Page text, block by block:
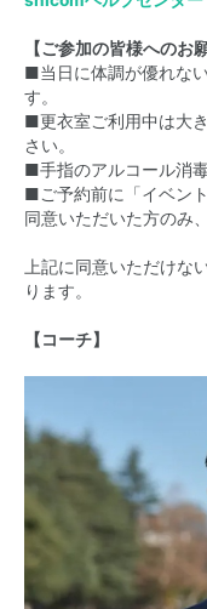
【ご参加の皆様へのお
■当日に体調が優れな
す。
■更衣室ご利用中は大
さい。
■手指のアルコール消
■ご予約前に「イベン
同意いただいた方のみ
上記に同意いただけな
ります。
【コーチ】